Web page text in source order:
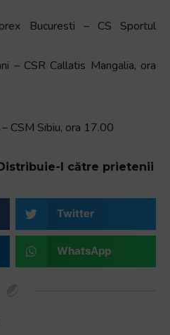
Bucuresti – CS Sportul
– CSR Callatis Mangalia, ora
CSM Sibiu, ora 17.00
l către prietenii
Twitter
WhatsApp